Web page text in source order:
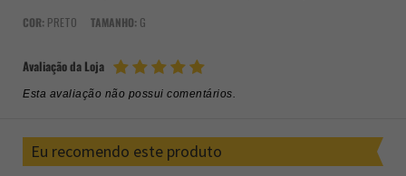
COR: PRETO TAMANHO: G
Avaliação da Loja
Esta avaliação não possui comentários.
Eu recomendo este produto